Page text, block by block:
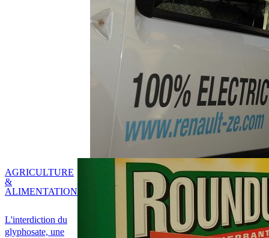
L'interdiction du
glyphosate, une
AGRICULTURE
&
ALIMENTATION